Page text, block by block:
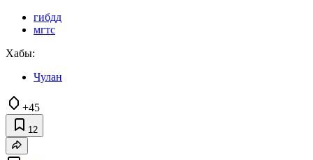
гибдд
мгтс
Хабы:
Чулан
+45
12